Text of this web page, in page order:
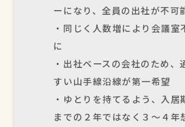
ーになり、全員の出社が不可
・同じく人数増により会議室
に
・出社ベースの会社のため、
すい山手線沿線が第一希望
・ゆとりを持てるよう、入居
までの２年ではなく３～４年